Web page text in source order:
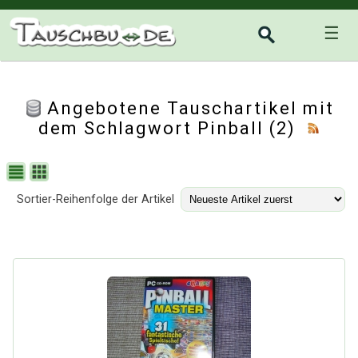
☰
Angebotene Tauschartikel mit
dem Schlagwort Pinball (2)
Sortier-Reihenfolge der Artikel